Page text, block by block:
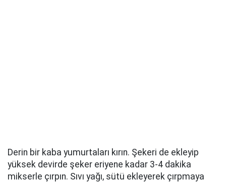
Derin bir kaba yumurtaları kırın. Şekeri de ekleyip
yüksek devirde şeker eriyene kadar 3-4 dakika
mikserle çırpın. Sıvı yağı, sütü ekleyerek çırpmaya